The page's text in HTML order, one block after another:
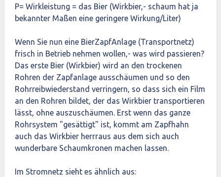
P= Wirkleistung = das Bier (Wirkbier,- schaum hat ja
bekannter Maßen eine geringere Wirkung/Liter)
Wenn Sie nun eine BierZapfAnlage (Transportnetz)
frisch in Betrieb nehmen wollen,- was wird passieren?
Das erste Bier (Wirkbier) wird an den trockenen
Rohren der Zapfanlage ausschäumen und so den
Rohrreibwiederstand verringern, so dass sich ein Film
an den Rohren bildet, der das Wirkbier transportieren
lässt, ohne auszuschäumen. Erst wenn das ganze
Rohrsystem "gesättigt" ist, kommt am Zapfhahn
auch das Wirkbier herrraus aus dem sich auch
wunderbare Schaumkronen machen lassen.
Im Stromnetz sieht es ähnlich aus: